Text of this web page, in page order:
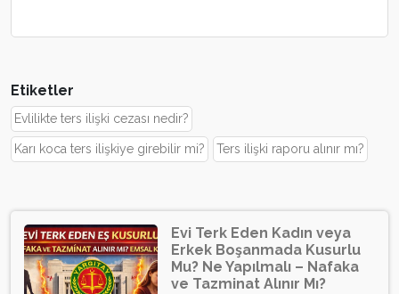
Etiketler
Evlilikte ters ilişki cezası nedir?
Karı koca ters ilişkiye girebilir mi? Ters ilişki raporu alınır mı?
Evi Terk Eden Kadın veya
Erkek Boşanmada Kusurlu
Mu? Ne Yapılmalı – Nafaka
ve Tazminat Alınır Mı?